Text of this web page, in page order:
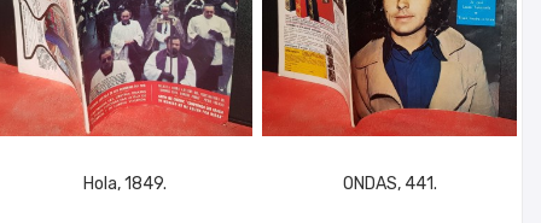
Hola, 1849. ONDAS, 441.